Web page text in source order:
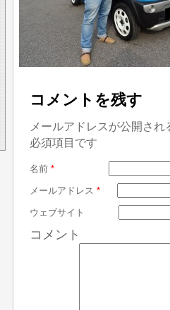
コメントを残す
メールアドレスが公開さ
必須項目です
名前 *
メールアドレス *
ウェブサイト
コメント